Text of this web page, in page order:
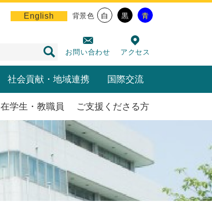
English 背景色 白 黒 青
お問い合わせ アクセス
社会貢献・地域連携 国際交流
在学生・教職員 ご支援くださる方